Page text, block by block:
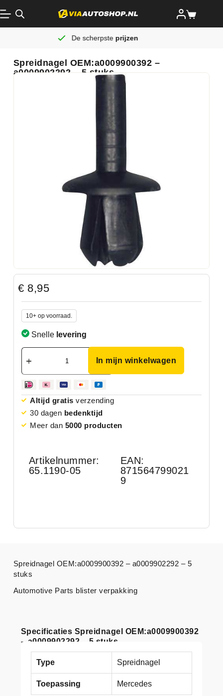
De scherpsteprijzen
Spreidnagel OEM:a0009900392 –
a0009902292 – 5 stuks
€ 8,95
10+ op voorraad.
Snelle levering
In mijn winkelwagen
Altijd gratis verzending
30 dagen bedenktijd
Meer dan 5000 producten
Artikelnummer:
65.1190-05
EAN:
871564799021
9
Specificaties Spreidnagel OEM:a0009900392
– a0009902292 – 5 stuks
Type Spreidnagel
Toepassing Mercedes
Spreidnagel OEM:a0009900392 – a0009902292 – 5
stuks
Automotive Parts blister verpakking